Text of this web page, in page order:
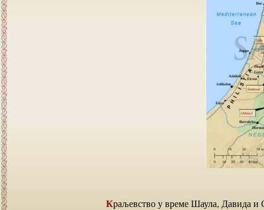
Краљевство у време Шаула, Давида